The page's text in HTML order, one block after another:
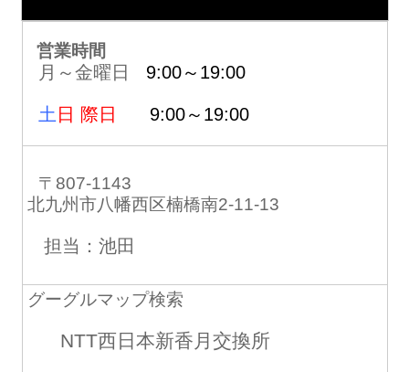
営業時間
月～金曜日 9:00～19:00
土 日 際日 9:00～19:00
〒807-1143
北九州市八幡西区楠橋南2-11-13
担当：池田
グーグルマップ検索
NTT西日本新香月交換所